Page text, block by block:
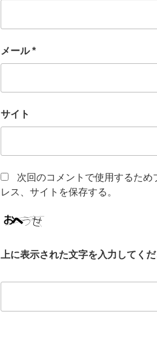
メール*
サイト
次回のコメントで使用するた
レス、サイトを保存する。
上に表示された文字を入力してくだ